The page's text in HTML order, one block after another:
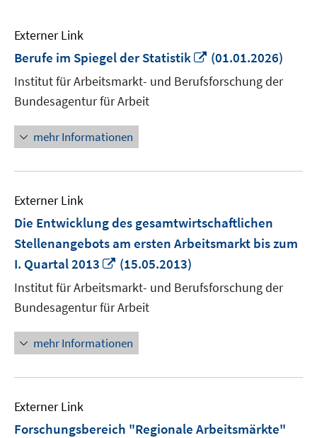
Externer Link
Berufe im Spiegel der Statistik
In
neuem
Fenster
(01.01.2026)
Institut für Arbeitsmarkt- und Berufsforschung der
Bundesagentur für Arbeit
mehr Informationen
Externer Link
Die Entwicklung des gesamtwirtschaftlichen
Stellenangebots am ersten Arbeitsmarkt bis zum
I. Quartal 2013
In
neuem
Fenster
öffnen
(15.05.2013)
Institut für Arbeitsmarkt- und Berufsforschung der
Bundesagentur für Arbeit
mehr Informationen
Externer Link
Forschungsbereich "Regionale Arbeitsmärkte"